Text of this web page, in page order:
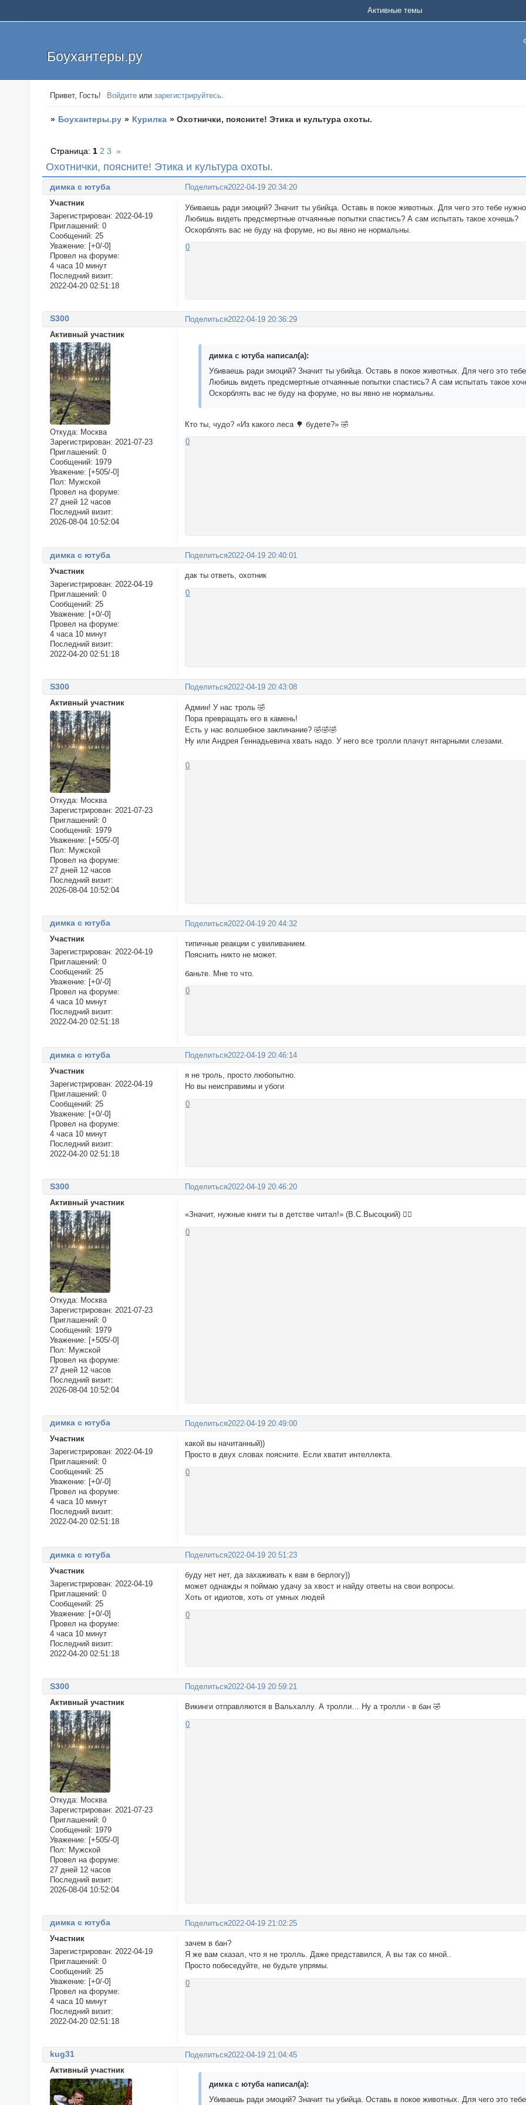
Боухантеры.ру
Активные темы
Привет, Гость! Войдите илизарегистрируйтесь.
» Боухантеры.ру » Курилка »Охотнички, поясните! Этика и культура охоты.
Охотнички, поясните! Этика и культура охоты.
Страница: 1 2 3 »
Поделиться2022-04-19 20:34:20
димка с ютуба
Участник
Зарегистрирован: 2022-04-19
Приглашений: 0
Сообщений: 25
Уважение: [+0/-0]
Провел на форуме:
4 часа 10 минут
Последний визит:
2022-04-20 02:51:18
Убиваешь ради эмоций? Значит ты убийца. Оставь в покое животных. Для чего это тебе
Любишь видеть предсмертные отчаянные попытки спастись? А сам испытать такое хочешь?
Оскорблять вас не буду на форуме, но вы явно не нормальны.
0
Поделиться2022-04-19 20:36:29
S300
Активный участник
Откуда: Москва
Зарегистрирован: 2021-07-23
Приглашений: 0
Сообщений: 1979
Уважение: [+505/-0]
Пол: Мужской
Провел на форуме:
27 дней 12 часов
Последний визит:
2026-08-04 10:52:04
димка с ютуба написал(а):
Убиваешь ради эмоций? Значит ты убийца. Оставь в покое животных. Для чего это
Любишь видеть предсмертные отчаянные попытки спастись? А сам испытать такое
Оскорблять вас не буду на форуме, но вы явно не нормальны.
Кто ты, чудо? «Из какого леса 🌳 будете?» 🤣
0
Поделиться2022-04-19 20:40:01
димка с ютуба
Участник
Зарегистрирован: 2022-04-19
Приглашений: 0
Сообщений: 25
Уважение: [+0/-0]
Провел на форуме:
4 часа 10 минут
Последний визит:
2022-04-20 02:51:18
дак ты ответь, охотник
0
Поделиться2022-04-19 20:43:08
S300
Активный участник
Откуда: Москва
Зарегистрирован: 2021-07-23
Приглашений: 0
Сообщений: 1979
Уважение: [+505/-0]
Пол: Мужской
Провел на форуме:
27 дней 12 часов
Последний визит:
2026-08-04 10:52:04
Админ! У нас троль 🤣
Пора превращать его в камень!
Есть у нас волшебное заклинание? 🤣🤣🤣
Ну или Андрея Геннадьевича хвать надо. У него все тролли плачут янтарными слезами.
0
Поделиться2022-04-19 20:44:32
димка с ютуба
Участник
Зарегистрирован: 2022-04-19
Приглашений: 0
Сообщений: 25
Уважение: [+0/-0]
Провел на форуме:
4 часа 10 минут
Последний визит:
2022-04-20 02:51:18
типичные реакции с увиливанием.
Пояснить никто не может.
баньте. Мне то что.
0
Поделиться2022-04-19 20:46:14
димка с ютуба
Участник
Зарегистрирован: 2022-04-19
Приглашений: 0
Сообщений: 25
Уважение: [+0/-0]
Провел на форуме:
4 часа 10 минут
Последний визит:
2022-04-20 02:51:18
я не троль, просто любопытно.
Но вы неисправимы и убоги
0
Поделиться2022-04-19 20:46:20
S300
Активный участник
Откуда: Москва
Зарегистрирован: 2021-07-23
Приглашений: 0
Сообщений: 1979
Уважение: [+505/-0]
Пол: Мужской
Провел на форуме:
27 дней 12 часов
Последний визит:
2026-08-04 10:52:04
«Значит, нужные книги ты в детстве читал!» (В.С.Высоцкий) ✌🏻
0
Поделиться2022-04-19 20:49:00
димка с ютуба
Участник
Зарегистрирован: 2022-04-19
Приглашений: 0
Сообщений: 25
Уважение: [+0/-0]
Провел на форуме:
4 часа 10 минут
Последний визит:
2022-04-20 02:51:18
какой вы начитанный))
Просто в двух словах поясните. Если хватит интеллекта.
0
Поделиться2022-04-19 20:51:23
димка с ютуба
Участник
Зарегистрирован: 2022-04-19
Приглашений: 0
Сообщений: 25
Уважение: [+0/-0]
Провел на форуме:
4 часа 10 минут
Последний визит:
2022-04-20 02:51:18
буду нет нет, да захаживать к вам в берлогу))
может однажды я поймаю удачу за хвост и найду ответы на свои вопросы.
Хоть от идиотов, хоть от умных людей
0
Поделиться2022-04-19 20:59:21
S300
Активный участник
Откуда: Москва
Зарегистрирован: 2021-07-23
Приглашений: 0
Сообщений: 1979
Уважение: [+505/-0]
Пол: Мужской
Провел на форуме:
27 дней 12 часов
Последний визит:
2026-08-04 10:52:04
Викинги отправляются в Вальхаллу. А тролли… Ну а тролли - в бан 🤣
0
Поделиться2022-04-19 21:02:25
димка с ютуба
Участник
Зарегистрирован: 2022-04-19
Приглашений: 0
Сообщений: 25
Уважение: [+0/-0]
Провел на форуме:
4 часа 10 минут
Последний визит:
2022-04-20 02:51:18
зачем в бан?
Я же вам сказал, что я не тролль. Даже представился, А вы так со мной..
Просто побеседуйте, не будьте упрямы.
0
Поделиться2022-04-19 21:04:45
kug31
Активный участник
димка с ютуба написал(а):
Убиваешь ради эмоций? Значит ты убийца. Оставь в покое животных. Для чего это